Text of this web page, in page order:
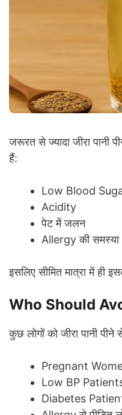
जरूरत से ज्यादा जीरा पानी
हैं:
Low Blood
Acidity
पेट में जलन
Allergy की समस्या
इसलिए सीमित मात्रा में ही
Who Should
कुछ लोगों को जीरा पानी
Pregnant
Low BP
Diabetes